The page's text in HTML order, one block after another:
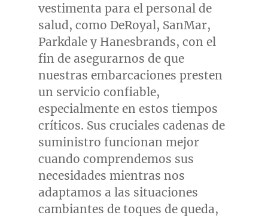
vestimenta para el personal de
salud, como DeRoyal, SanMar,
Parkdale y Hanesbrands, con el
fin de asegurarnos de que
nuestras embarcaciones presten
un servicio confiable,
especialmente en estos tiempos
críticos. Sus cruciales cadenas de
suministro funcionan mejor
cuando comprendemos sus
necesidades mientras nos
adaptamos a las situaciones
cambiantes de toques de queda,